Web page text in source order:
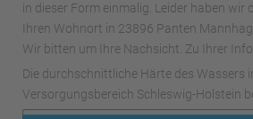
in dieser Form einmalig. Leider haben wir
Ihren Wohnort in 23896 Panten
Wir bitten um Ihre Nachsicht. Zu Ihrer
Die durchschnittliche Härte des Wassers
Versorgungsbereich Schleswig-Holstein